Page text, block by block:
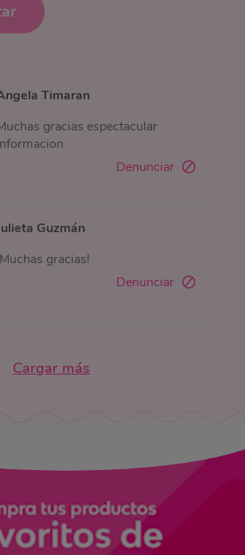
Timaran
gracias espectacular
Denunciar
Guzmán
gracias!
Denunciar
Cargar más